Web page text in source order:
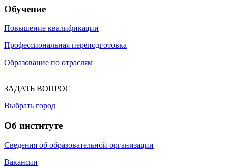
Обучение
Повышение квалификации
Профессиональная переподготовка
Образование по отраслям
ЗАДАТЬ ВОПРОС
Выбрать город
Об институте
Сведения об образовательной организации
Вакансии